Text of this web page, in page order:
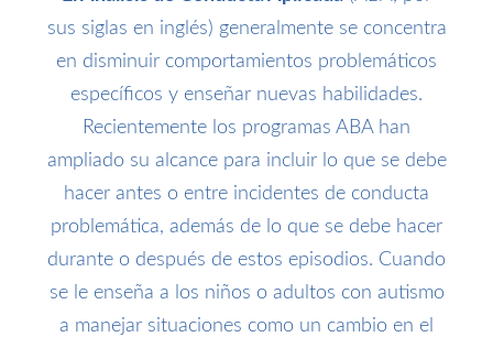
sus siglas en inglés) generalmente se concentra
en disminuir comportamientos problemáticos
específicos y enseñar nuevas habilidades.
Recientemente los programas ABA han
ampliado su alcance para incluir lo que se debe
hacer antes o entre incidentes de conducta
problemática, además de lo que se debe hacer
durante o después de estos episodios. Cuando
se le enseña a los niños o adultos con autismo
a manejar situaciones como un cambio en el